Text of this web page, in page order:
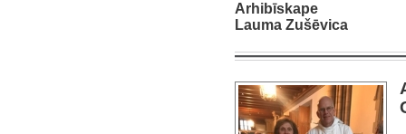
Arhibīskape
Lauma Zušēvica